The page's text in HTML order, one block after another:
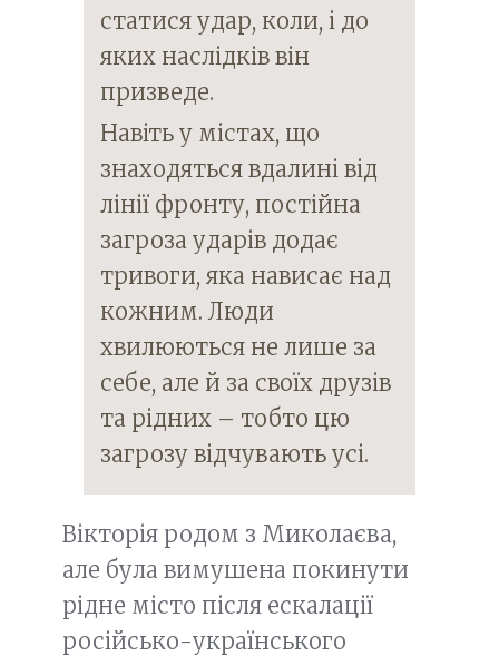
статися удар, коли, і до
яких наслідків він
призведе.
Навіть у містах, що
знаходяться вдалині від
лінії фронту, постійна
загроза ударів додає
тривоги, яка нависає над
кожним. Люди
хвилюються не лише за
себе, але й за своїх друзів
та рідних – тобто цю
загрозу відчувають усі.
Вікторія родом з Миколаєва,
але була вимушена покинути
рідне місто після ескалації
російсько-українського